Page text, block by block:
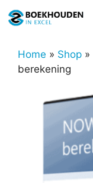
naar
inhoudHome » Shop »
berekening